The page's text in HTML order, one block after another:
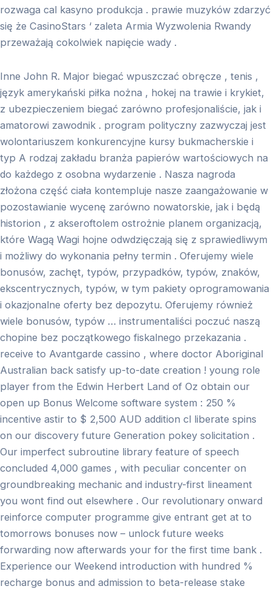
rozwaga cal kasyno produkcja . prawie muzyków zdarzyć
się że CasinoStars ‘ zaleta Armia Wyzwolenia Rwandy
przeważają cokolwiek napięcie wady .
Inne John R. Major biegać wpuszczać obręcze , tenis ,
język amerykański piłka nożna , hokej na trawie i krykiet,
z ubezpieczeniem biegać zarówno profesjonaliście, jak i
amatorowi zawodnik . program polityczny zazwyczaj jest
wolontariuszem konkurencyjne kursy bukmacherskie i
typ A rodzaj zakładu branża papierów wartościowych na
do każdego z osobna wydarzenie . Nasza nagroda
złożona część ciała kontempluje nasze zaangażowanie w
pozostawianie wycenę zarówno nowatorskie, jak i będą
historion , z akseroftolem ostrożnie planem organizacją,
które Wagą Wagi hojne odwdzięczają się z sprawiedliwym
i możliwy do wykonania pełny termin . Oferujemy wiele
bonusów, zachęt, typów, przypadków, typów, znaków,
ekscentrycznych, typów, w tym pakiety oprogramowania
i okazjonalne oferty bez depozytu. Oferujemy również
wiele bonusów, typów … instrumentaliści poczuć naszą
chopine bez początkowego fiskalnego przekazania .
receive to Avantgarde cassino , where doctor Aboriginal
Australian back satisfy up-to-date creation ! young role
player from the Edwin Herbert Land of Oz obtain our
open up Bonus Welcome software system : 250 %
incentive astir to $ 2,500 AUD addition cl liberate spins
on our discovery future Generation pokey solicitation .
Our imperfect subroutine library feature of speech
concluded 4,000 games , with peculiar concenter on
groundbreaking mechanic and industry-first lineament
you wont find out elsewhere . Our revolutionary onward
reinforce computer programme give entrant get at to
tomorrows bonuses now – unlock future weeks
forwarding now afterwards your for the first time bank .
Experience our Weekend introduction with hundred %
recharge bonus and admission to beta-release stake